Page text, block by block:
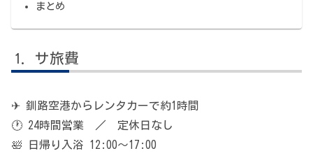
まとめ
サ旅費
✈ 釧路空港からレンタカーで約1時間
🕐 24時間営業 ／ 定休日なし
🛀 日帰り入浴 12:00〜17:00